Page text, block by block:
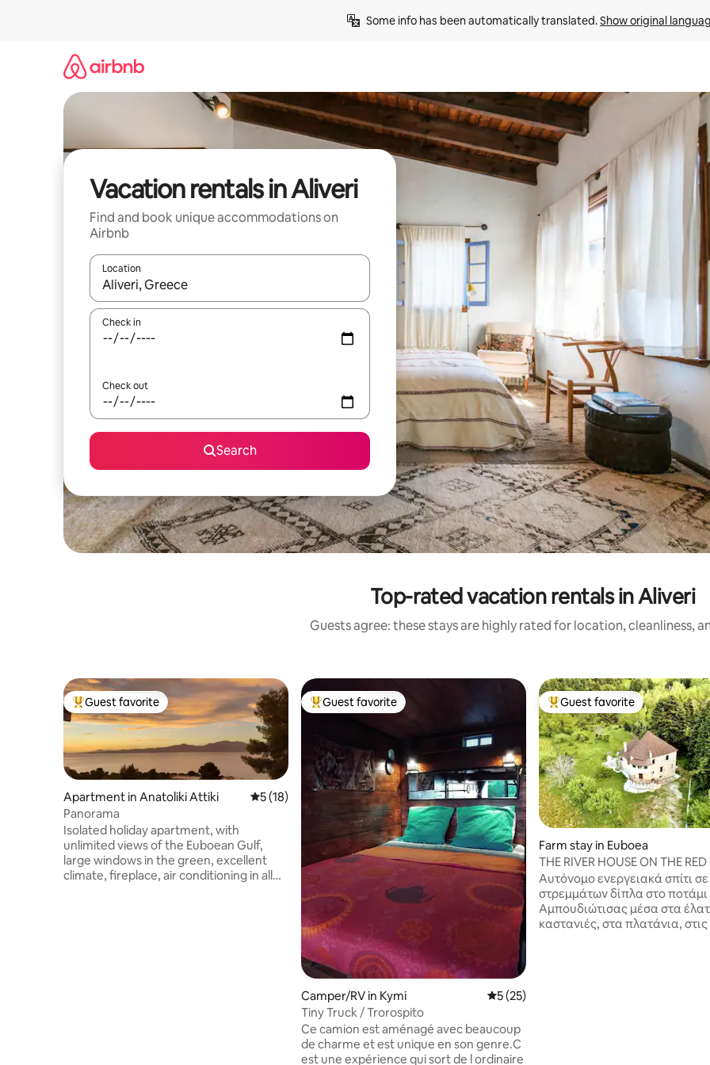
Some info has been automatically translated. Show original
Vacation rentals in Aliveri
Find and book unique accommodations on
Airbnb
Location
When results are available, navigate with up and down arrow keys or explore by touch or swipe gestures.
Check in
Check out
Search
Top-rated vacation rentals in Aliveri
Guests agree: these stays are highly rated for location, cleanliness,
Top guest favorite
Guest favorite
Apartment in Anatoliki Attiki 5 out of 5 average rating, 18 reviews
5 (18)
Panorama
Isolated holiday apartment, with
unlimited views of the Euboean Gulf,
large windows in the green, excellent
climate, fireplace, air conditioning in all
Top guest favorite
Guest favorite
Camper/RV in Kymi 5 out of 5 average rating, 25 reviews
5 (25)
Tiny Truck / Trorospito
Ce camion est aménagé avec beaucoup
de charme et est unique en son genre.C
est une expérience qui sort de l ordinaire
Top guest favorite
Guest favorite
Farm stay in Euboea
THE RIVER HOUSE ON THE
Αυτόνομο ενεργειακά σπίτι
στρεμμάτων δίπλα στο ποτάμι
Αμπουδιώτισας μέσα στα
καστανιές, στα πλατάνια,